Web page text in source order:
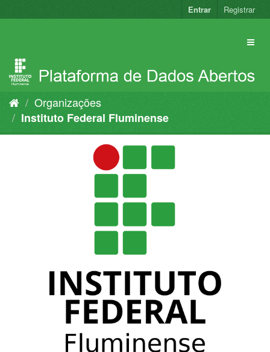
para
Entrar Registrar
Organizações
Instituto Federal Fluminense